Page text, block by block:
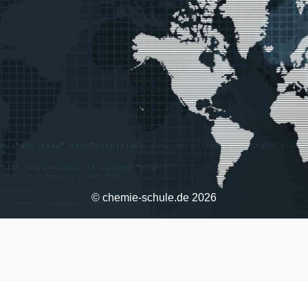
© chemie-schule.de 2026